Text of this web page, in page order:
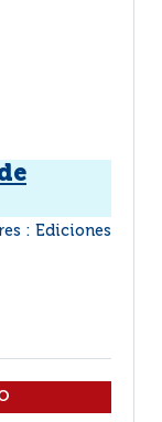
: Ediciones